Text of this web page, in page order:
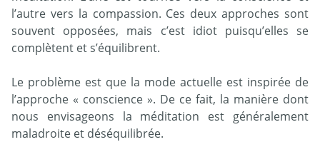
l’autre vers la compassion. Ces deux approches sont
souvent opposées, mais c’est idiot puisqu’elles se
complètent et s’équilibrent.
Le problème est que la mode actuelle est inspirée de
l’approche « conscience ». De ce fait, la manière dont
nous envisageons la méditation est généralement
maladroite et déséquilibrée.